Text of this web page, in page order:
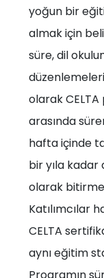
yoğun bir
almak için
süre, dil
olarak
arasında
hafta içinde
bir yıla kadar
olarak
Katılımcılar
CELTA
aynı eğitim
Programın